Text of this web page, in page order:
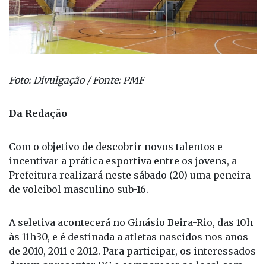
Foto: Divulgação / Fonte: PMF
Da Redação
Com o objetivo de descobrir novos talentos e
incentivar a prática esportiva entre os jovens, a
Prefeitura realizará neste sábado (20) uma peneira
de voleibol masculino sub-16.
A seletiva acontecerá no Ginásio Beira-Rio, das 10h
às 11h30, e é destinada a atletas nascidos nos anos
de 2010, 2011 e 2012. Para participar, os interessados